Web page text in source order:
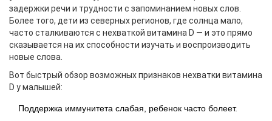
задержки речи и трудности с запоминанием новых слов.
Более того, дети из северных регионов, где солнца мало,
часто сталкиваются с нехваткой витамина D — и это прямо
сказывается на их способности изучать и воспроизводить
новые слова.
Вот быстрый обзор возможных признаков нехватки витамина
D у малышей:
Поддержка иммунитета слабая, ребенок часто болеет.